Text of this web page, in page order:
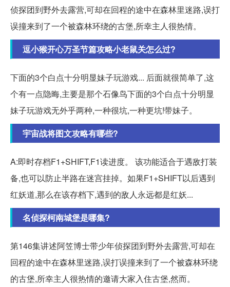
侦探团到野外去露营,可却在回程的途中在森林里迷路,误打
误撞来到了一个被森林环绕的古堡,所幸主人很热情。
逗小猴开心万圣节篇攻略小老鼠关怎么过?
下面的3个白点十分明显妹子玩游戏... 后面就很简单了,这
个有一点隐晦,主要是那个石像鸟下面的3个白点十分明显
妹子玩游戏无外乎两种,一种很坑,一种更坑!带妹子。
宇宙战将图文攻略有哪些?
A:即时存档F1+SHIFT,F1读进度。 该功能适合于遇敌打装
备,也可以防止半路在迷宫挂掉。如果F1+SHIFT以后遇到
红妖道,那么在该存档下,遇到的敌人永远都是红妖...
名侦探柯南城堡是哪集?
第146集讲述阿笠博士带少年侦探团到野外去露营,可却在
回程的途中在森林里迷路,误打误撞来到了一个被森林环绕
的古堡,所幸主人很热情的邀请大家入住古堡,然而。